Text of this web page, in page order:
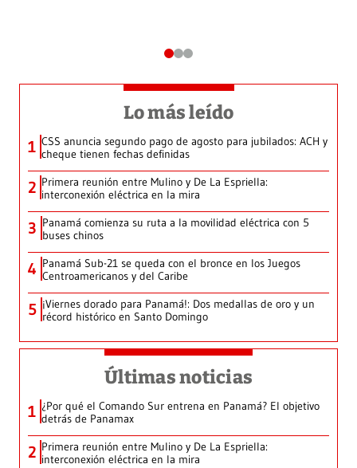
Lo más leído
1 CSS anuncia segundo pago de agosto para jubilados: ACH y
cheque tienen fechas definidas
2 Primera reunión entre Mulino y De La Espriella:
interconexión eléctrica en la mira
3 Panamá comienza su ruta a la movilidad eléctrica con 5
buses chinos
4 Panamá Sub-21 se queda con el bronce en los Juegos
Centroamericanos y del Caribe
5 ¡Viernes dorado para Panamá!: Dos medallas de oro y un
récord histórico en Santo Domingo
Últimas noticias
1 ¿Por qué el Comando Sur entrena en Panamá? El objetivo
detrás de Panamax
2 Primera reunión entre Mulino y De La Espriella:
interconexión eléctrica en la mira